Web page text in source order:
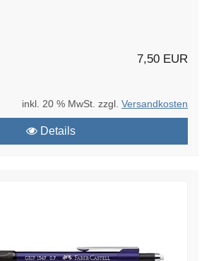
7,50 EUR
inkl. 20 % MwSt. zzgl. Versandkosten
Details